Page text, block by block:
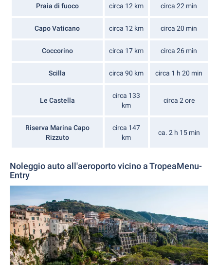
Praia di fuoco circa 12 km circa 22 min
Capo Vaticano circa 12 km circa 20 min
Coccorino circa 17 km circa 26 min
Scilla circa 90 km circa 1 h 20 min
Le Castella
circa 133
km
circa 2 ore
Riserva Marina Capo
Rizzuto
circa 147
km
ca. 2 h 15 min
Noleggio auto all'aeroporto vicino a TropeaMenu-
Entry